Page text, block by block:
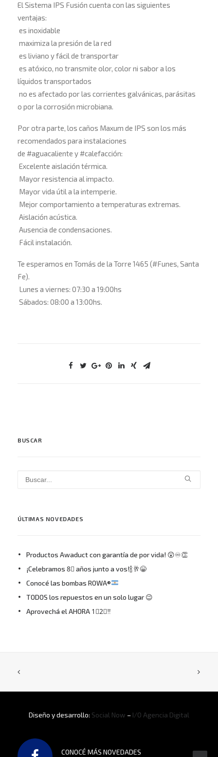
El Sistema IPS Fusión cuenta con las siguientes
ventajas:
es inoxidable
maximiza la presión de la red
es liviano y fácil de transportar
es atóxico, no transmite olor, color ni sabor a los
líquidos transportados
no es afectado por las corrientes galvánicas, parásitas
o por la corrosión microbiana.
Por otra parte, los caños Maxum de IPS son los más
recomendados para instalaciones
de #aguacaliente y#calefacción:
Excelente aislación térmica.
Mayor resistencia al impacto.
Mayor vida útil a la intemperie.
Mejor comportamiento a temperaturas extremas.
Aislación acústica.
Ausencia de condensaciones.
Fácil instalación.
Te esperamos en Tomás de la Torre 1465 (#Funes, Santa
Fe).
Lunes a viernes: 07:30 a 19:00hs
Sábados: 08:00 a 13:00hs.
BUSCAR
ÚLTIMAS NOVEDADES
Productos Awaduct con garantía de por vida! 😲♾👏
¡Celebramos 8⃣ años junto a vos!🍾🥂😁
Conocé las bombas ROWA®
TODOS los repuestos en un solo lugar 😉
Aprovechá el AHORA 1⃣2⃣‼
Diseño y desarrollo: Social Now – I/O Agencia Digital
CONOCÉ MÁS NOVEDADES